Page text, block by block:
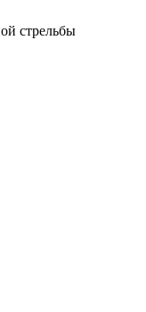
стрельбы